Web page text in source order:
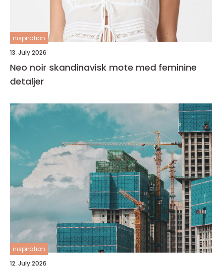
inspiration
13. July 2026
Neo noir skandinavisk mote med feminine
detaljer
inspiration
12. July 2026